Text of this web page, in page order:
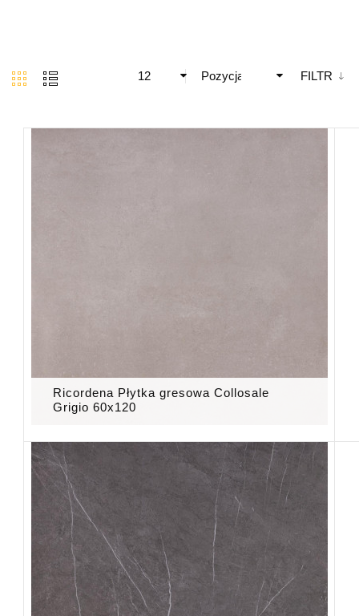
Pozycja FILTR
12
Ricordena Płytka gresowa Collosale
Grigio 60x120